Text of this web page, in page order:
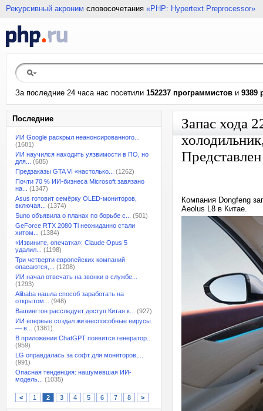
Рекурсивный акроним словосочетания «PHP: Hypertext Preprocessor»
За последние 24 часа нас посетили 152237 программистов и 9389
Последние
ИИ Google раскрыл неанонсированного...
(1681)
ИИ научился находить уязвимости в ПО, но
для...
(685)
Предзаказы GTA VI «настолько...
(1262)
Почти 70 % ИИ-бизнеса Microsoft завязано
на...
(1347)
Asus готовит семёрку OLED-мониторов,
включая...
(1374)
Suno объявила о планах по борьбе с...
(501)
GeForce RTX 2080 Ti неожиданно стали
хитом...
(1384)
«Извините, опечатка»: Claude Opus 5
удалил...
(1198)
Три четверти европейских компаний
опасаются,...
(1208)
ИИ начал отвечать на звонки в службе...
(1293)
Alibaba нашла способ заработать на
открытом...
(948)
Вашингтон расследует доступ Китая к...
(927)
ИИ впервые создал жизнеспособные вирусы
— в...
(1381)
В приложении ChatGPT появится генератор...
(959)
LG оправдалась за софт для мониторов,...
(991)
Опасная тенденция: нашумевшая ИИ-
модель...
(1035)
< 1 2 3 4 5 6 7 8 >
Запас хода
Компания Dongfeng
Aeolus L8 в Китае.